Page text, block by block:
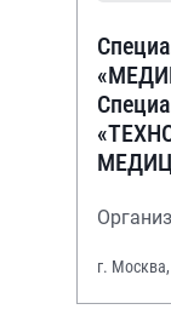
г.